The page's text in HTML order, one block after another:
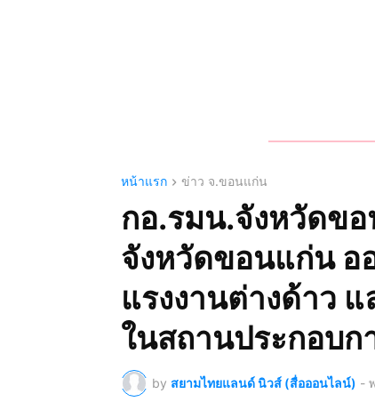
หน้าแรก ข่าว จ.ขอนแก่น
กอ.รมน.จังหวัด​ข
จังหวัด​ขอนแก่น​ อ
แรงงาน​ต่างด้าว​
ในสถานประกอบ
by สยามไทยแลนด์ นิวส์ (สื่อออนไลน์) -